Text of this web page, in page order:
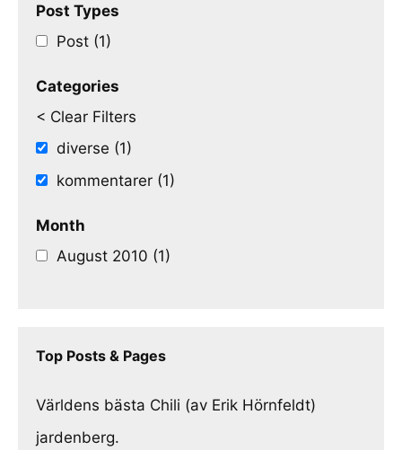
Post Types
Post (1)
Categories
< Clear Filters
diverse (1)
kommentarer (1)
Month
August 2010 (1)
Top Posts & Pages
Världens bästa Chili (av Erik Hörnfeldt)
jardenberg.